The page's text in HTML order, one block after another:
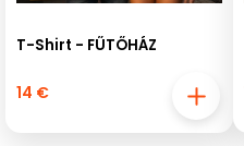
T-Shirt - FŰTŐHÁZ
14 €